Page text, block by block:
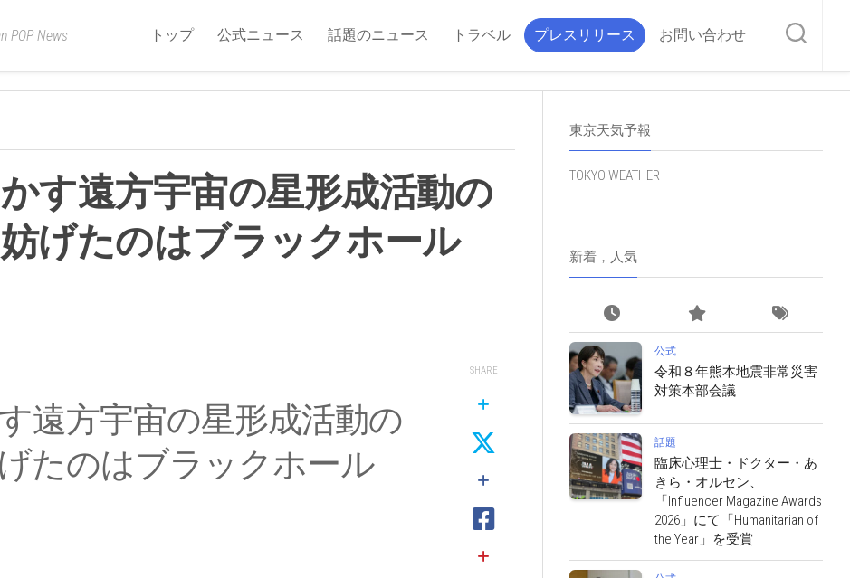
POP News トップ 公式ニュース 話題のニュース トラベル プレスリリース お問い合わせ
す遠方宇宙の星形成活動の
げたのはブラックホール
遠方宇宙の星形成活動の
たのはブラックホール
SHARE
東京天気予報
TOKYO WEATHER
新着，人気
公式
令和８年熊本地震非常災害
対策本部会議
話題
臨床心理士・ドクター・あ
きら・オルセン、
「Influencer Magazine Awards
2026」にて「Humanitarian of
the Year」を受賞